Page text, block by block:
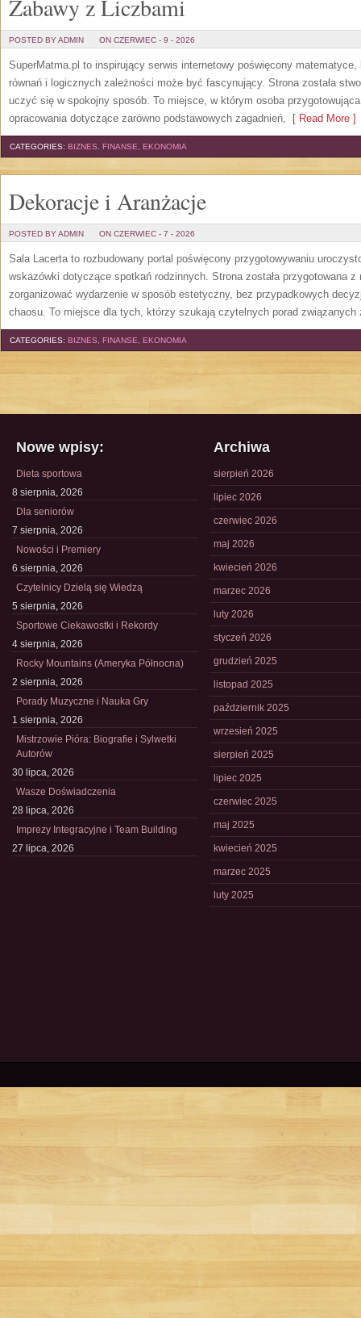
Zabawy z Liczbami
POSTED BY ADMIN ON CZERWIEC - 9 - 2026
SuperMatma.pl to inspirujący serwis internetowy poświęcony
równań i logicznych zależności może być fascynujący. Strona została
uczyć się w spokojny sposób. To miejsce, w którym osoba
opracowania dotyczące zarówno podstawowych zagadnień, [ Read More ]
CATEGORIES: BIZNES, FINANSE, EKONOMIA
Dekoracje i Aranżacje
POSTED BY ADMIN ON CZERWIEC - 7 - 2026
Sala Lacerta to rozbudowany portal poświęcony przygotowywaniu
wskazówki dotyczące spotkań rodzinnych. Strona została przygotowana
zorganizować wydarzenie w sposób estetyczny, bez przypadkowych
chaosu. To miejsce dla tych, którzy szukają czytelnych porad związanych
CATEGORIES: BIZNES, FINANSE, EKONOMIA
Nowe wpisy:
Dieta sportowa
8 sierpnia, 2026
Dla seniorów
7 sierpnia, 2026
Nowości i Premiery
6 sierpnia, 2026
Czytelnicy Dzielą się Wiedzą
5 sierpnia, 2026
Sportowe Ciekawostki i Rekordy
4 sierpnia, 2026
Rocky Mountains (Ameryka Północna)
2 sierpnia, 2026
Porady Muzyczne i Nauka Gry
1 sierpnia, 2026
Mistrzowie Pióra: Biografie i Sylwetki
Autorów
30 lipca, 2026
Wasze Doświadczenia
28 lipca, 2026
Imprezy Integracyjne i Team Building
27 lipca, 2026
Archiwa
sierpień 2026
lipiec 2026
czerwiec 2026
maj 2026
kwiecień 2026
marzec 2026
luty 2026
styczeń 2026
grudzień 2025
listopad 2025
październik 2025
wrzesień 2025
sierpień 2025
lipiec 2025
czerwiec 2025
maj 2025
kwiecień 2025
marzec 2025
luty 2025